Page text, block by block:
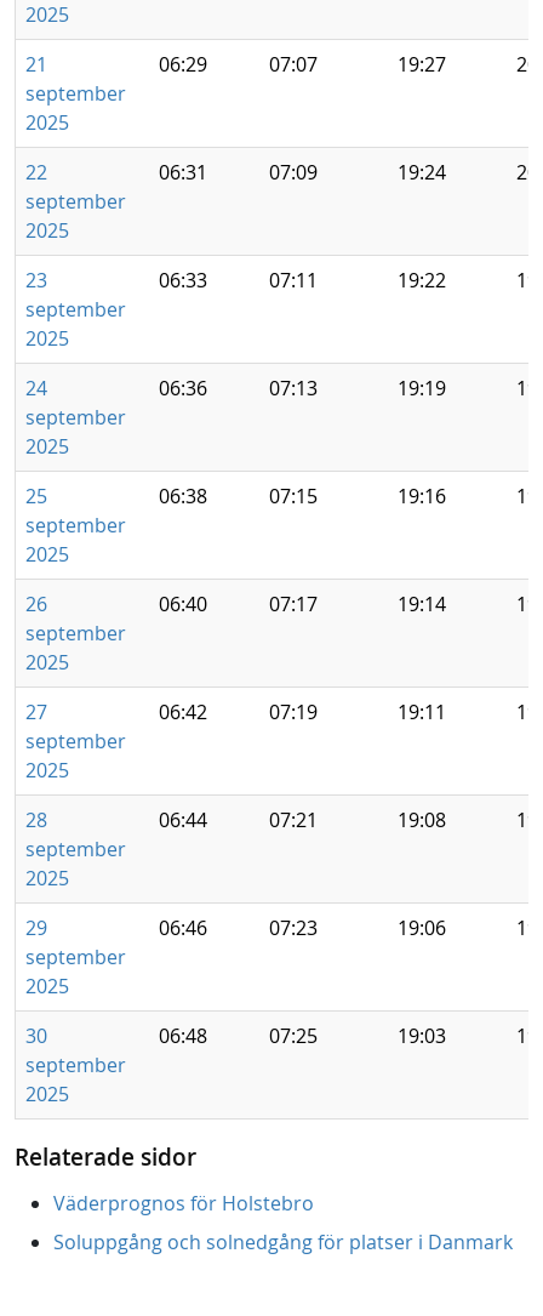
2025
21
september
2025
06:29 07:07 19:27
22
september
2025
06:31 07:09 19:24
23
september
2025
06:33 07:11 19:22
24
september
2025
06:36 07:13 19:19
25
september
2025
06:38 07:15 19:16
26
september
2025
06:40 07:17 19:14
27
september
2025
06:42 07:19 19:11
28
september
2025
06:44 07:21 19:08
29
september
2025
06:46 07:23 19:06
30
september
2025
06:48 07:25 19:03
Relaterade sidor
Väderprognos för Holstebro
Soluppgång och solnedgång för platser i Danmark